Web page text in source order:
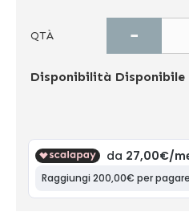
QTÀ −
Disponibilità Disponibile